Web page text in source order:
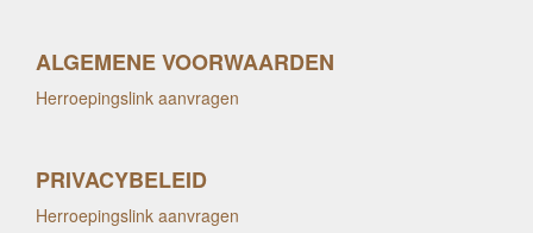
ALGEMENE VOORWAARDEN
Herroepingslink aanvragen
PRIVACYBELEID
Herroepingslink aanvragen